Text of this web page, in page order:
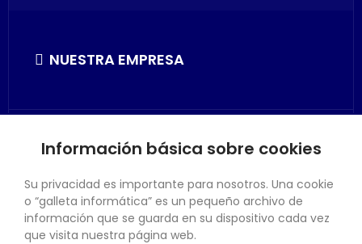
NUESTRA EMPRESA
SU CUENTA
Información básica sobre cookies
Su privacidad es importante para nosotros. Una cookie
o “galleta informática” es un pequeño archivo de
información que se guarda en su dispositivo cada vez
que visita nuestra página web.